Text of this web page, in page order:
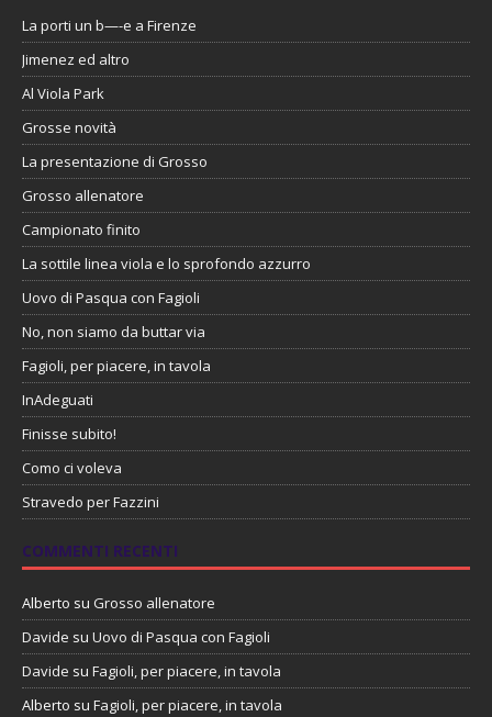
La porti un b—-e a Firenze
Jimenez ed altro
Al Viola Park
Grosse novità
La presentazione di Grosso
Grosso allenatore
Campionato finito
La sottile linea viola e lo sprofondo azzurro
Uovo di Pasqua con Fagioli
No, non siamo da buttar via
Fagioli, per piacere, in tavola
InAdeguati
Finisse subito!
Como ci voleva
Stravedo per Fazzini
COMMENTI RECENTI
Alberto su Grosso allenatore
Davide su Uovo di Pasqua con Fagioli
Davide su Fagioli, per piacere, in tavola
Alberto su Fagioli, per piacere, in tavola